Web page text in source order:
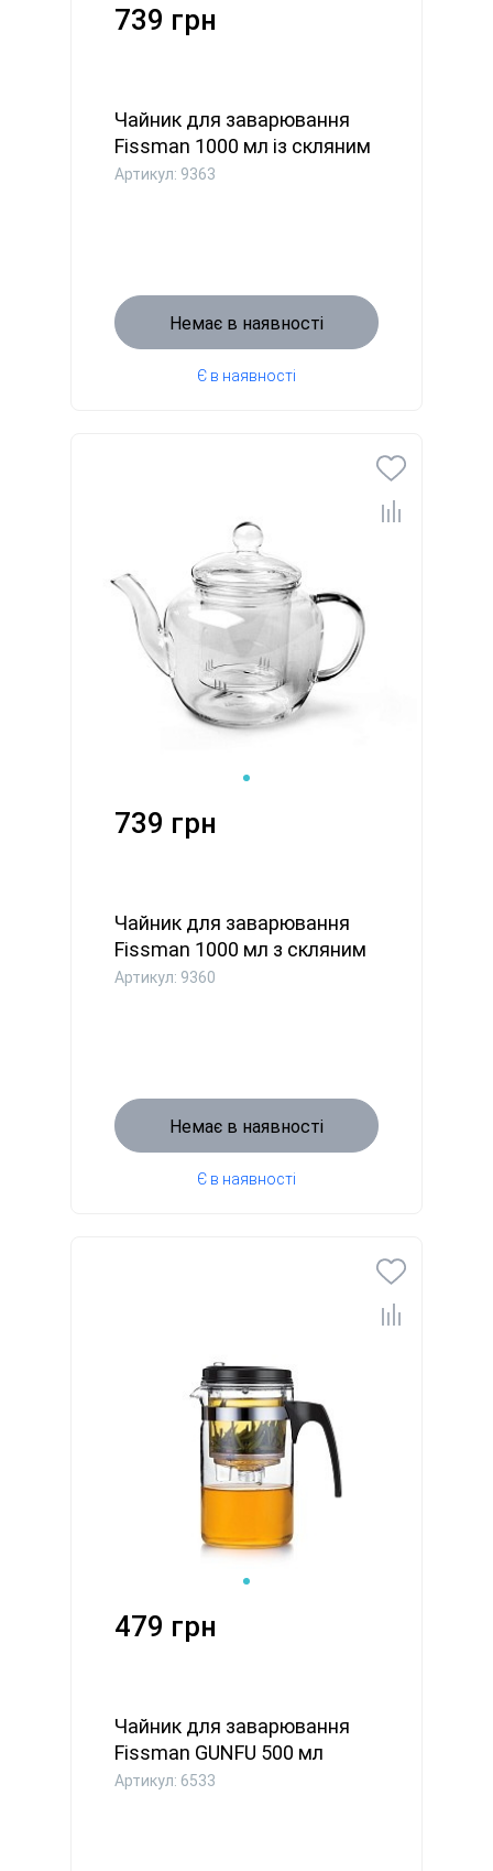
739 грн
Чайник для заварювання
Fissman 1000 мл із скляним
...
Артикул: 9363
Немає в наявності
Є в наявності
739 грн
Чайник для заварювання
Fissman 1000 мл з скляним
ф...
Артикул: 9360
Немає в наявності
Є в наявності
479 грн
Чайник для заварювання
Fissman GUNFU 500 мл
(6533)
Артикул: 6533